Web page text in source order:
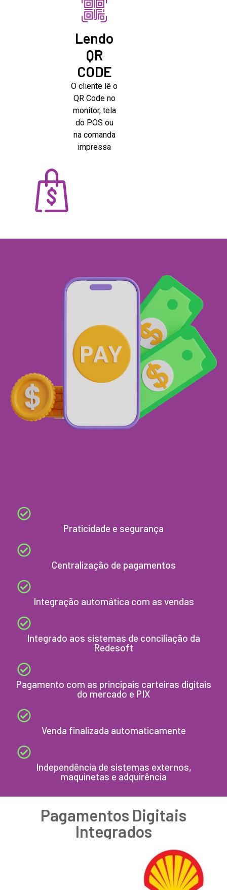
Lendo
QR
CODE
O cliente lê o
QR Code no
monitor, tela
do POS ou
na comanda
impressa
Praticidade e segurança
Centralização de pagamentos
Integração automática com as vendas
Integrado aos sistemas de conciliação da
Redesoft
Pagamento com as principais carteiras digitais
do mercado e PIX
Venda finalizada automaticamente
Independência de sistemas externos,
maquinetas e adquirência
Pagamentos Digitais
Integrados